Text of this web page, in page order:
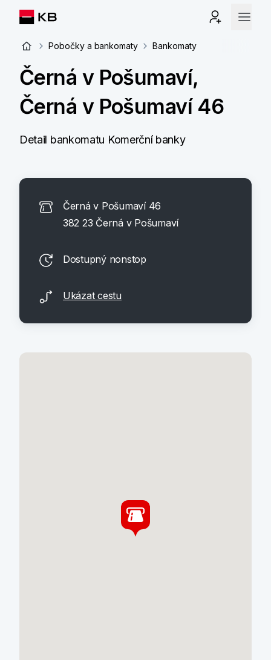
Pobočky a bankomaty Bankomaty
Černá v Pošumaví,
Černá v Pošumaví 46
Detail bankomatu Komerční banky
Černá v Pošumaví 46
382 23 Černá v Pošumaví
Dostupný nonstop
Ukázat cestu